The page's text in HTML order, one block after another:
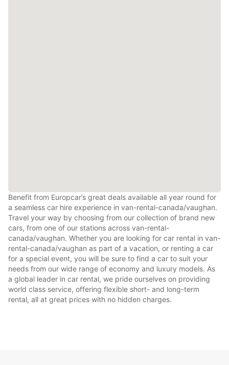
Benefit from Europcar’s great deals available all year round for
a seamless car hire experience in van-rental-canada/vaughan.
Travel your way by choosing from our collection of brand new
cars, from one of our stations across van-rental-
canada/vaughan. Whether you are looking for car rental in van-
rental-canada/vaughan as part of a vacation, or renting a car
for a special event, you will be sure to find a car to suit your
needs from our wide range of economy and luxury models. As
a global leader in car rental, we pride ourselves on providing
world class service, offering flexible short- and long-term
rental, all at great prices with no hidden charges.